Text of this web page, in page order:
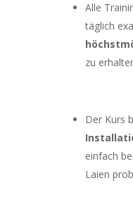
Alle
täglich
zu
Der Kurs
einfach
Laien